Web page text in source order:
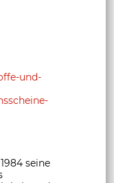
und-
seine